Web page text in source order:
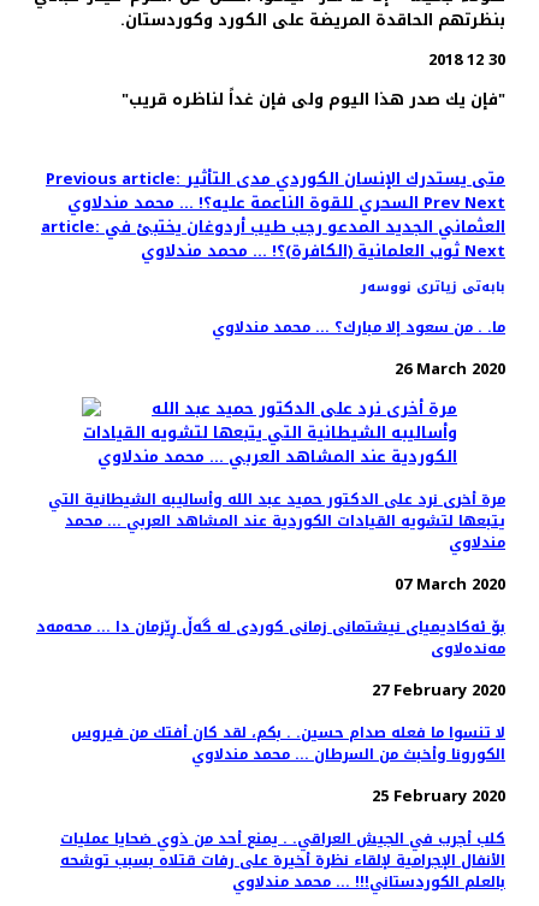
بنظرتهم الحاقدة المريضة على الكورد وكوردستان.
30 12 2018
"فإن يك صدر هذا اليوم ولى فإن غداً لناظره قريب"
Previous article: متى يستدرك الإنسان الكوردي مدى التأثير
السحري للقوة الناعمة عليه؟! ... محمد مندلاويPrevNext
article: العثماني الجديد المدعو رجب طيب أردوغان يختبئ في
ثوب العلمانية (الكافرة)؟! ... محمد مندلاويNext
بابەتی زیاتری نووسەر
ما. . من سعود إلا مبارك؟ ... محمد مندلاوي
26 March 2020
مرة أخرى نرد على الدكتور حميد عبد الله وأساليبه الشيطانية التي
يتبعها لتشويه القيادات الكوردية عند المشاهد العربي ... محمد
مندلاوي
07 March 2020
بۆ ئەکادیمیای نیشتمانی زمانی کوردی لە گەڵ ڕێزمان دا ... محەمەد
مەندەلاوی
27 February 2020
لا تنسوا ما فعله صدام حسين. . بكم، لقد كان أفتك من فيروس
الكورونا وأخبث من السرطان ... محمد مندلاوي
25 February 2020
كلب أجرب في الجيش العراقي. . يمنع أحد من ذوي ضحايا عمليات
الأنفال الإجرامية لإلقاء نظرة أخيرة على رفات قتلاه بسبب توشحه
بالعلم الكوردستاني!!! ... محمد مندلاوي